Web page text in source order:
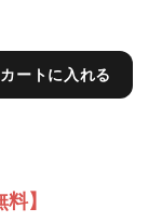
カートに入れる
】